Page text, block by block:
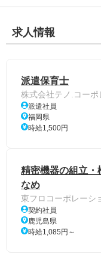
求人情報
派遣保育士
株式会社テノ.コーポ
派遣社員
福岡県
時給1,500円
精密機器の組立・
なめ
東フロコーポレーシ
契約社員
鹿児島県
時給1,085円～